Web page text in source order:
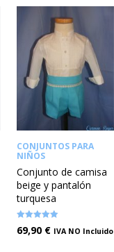
CONJUNTOS PARA
NIÑOS
Conjunto de camisa
beige y pantalón
turquesa
5.00
69,90 € IVA NO Incluido